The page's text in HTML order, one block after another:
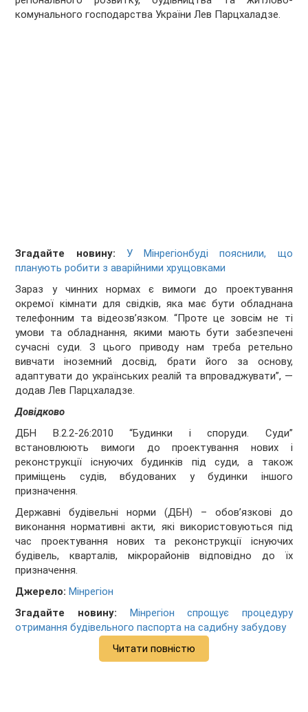
комунального господарства України Лев Парцхаладзе.
Згадайте новину: У Мінрегіонбуді пояснили, що
планують робити з аварійними хрущовками
Зараз у чинних нормах є вимоги до проектування
окремої кімнати для свідків, яка має бути обладнана
телефонним та відеозв’язком. “Проте це зовсім не ті
умови та обладнання, якими мають бути забезпечені
сучасні суди. З цього приводу нам треба ретельно
вивчати іноземний досвід, брати його за основу,
адаптувати до українських реалій та впроваджувати”, —
додав Лев Парцхаладзе.
Довідково
ДБН В.2.2-26:2010 “Будинки і споруди. Суди”
встановлюють вимоги до проектування нових і
реконструкції існуючих будинків під суди, а також
приміщень судів, вбудованих у будинки іншого
призначення.
Державні будівельні норми (ДБН) – обов’язкові до
виконання нормативні акти, які використовуються під
час проектування нових та реконструкції існуючих
будівель, кварталів, мікрорайонів відповідно до їх
призначення.
Джерело: Мінрегіон
Згадайте новину: Мінрегіон спрощує процедуру
отримання будівельного паспорта на садибну забудову
Читати повністю